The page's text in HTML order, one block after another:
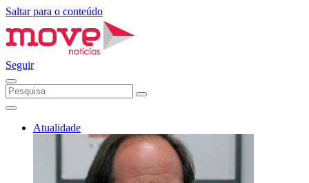
Saltar para o conteúdo
Seguir
Atualidade